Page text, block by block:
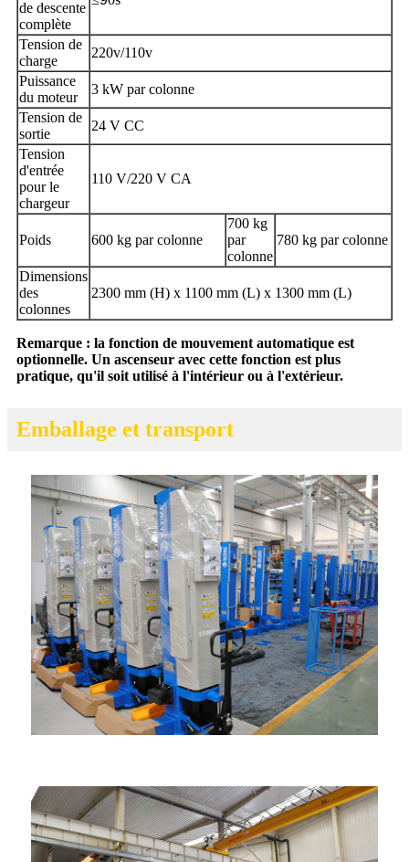
de descente
complète
Tension de
charge
220v/110v
Puissance
du moteur
3 kW par colonne
Tension de
sortie
24 V CC
Tension
d'entrée
pour le
chargeur
110 V/220 V CA
Poids 600 kg par colonne
700 kg
par
colonne
780 kg par colonne
Dimensions
des
colonnes
2300 mm (H) x 1100 mm (L) x 1300 mm (L)
Remarque : la fonction de mouvement automatique est
optionnelle. Un ascenseur avec cette fonction est plus
pratique, qu'il soit utilisé à l'intérieur ou à l'extérieur.
Emballage et transport